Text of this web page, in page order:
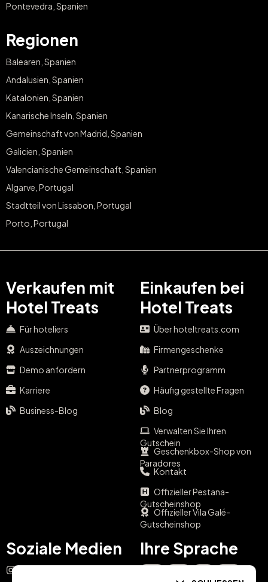
Pontevedra, Spanien
Regionen
Balearen, Spanien
Andalusien, Spanien
Katalonien, Spanien
Kanarische Inseln, Spanien
Gemeinschaft von Madrid, Spanien
Galicien, Spanien
Valencianische Gemeinschaft, Spanien
Algarve, Portugal
Stadtteil von Lissabon, Portugal
Porto, Portugal
Verkaufen mit
Hotel Treats
Für hoteliers
Auszeichnungen
Demo anfordern
Karriere
Business-Blog
Einkaufen bei
Hotel Treats
Über hoteltreats.com
Firmengeschenke
Partnerprogramm
Häufig gestellte Fragen
Blog
Verwalten Sie Ihren
Gutschein
Geschenkbox-Shop von
Paradores
Kontakt
Offizieller Pestana-
Gutscheinshop
Offizieller Vila Galé-
Gutscheinshop
Soziale Medien Ihre Sprache